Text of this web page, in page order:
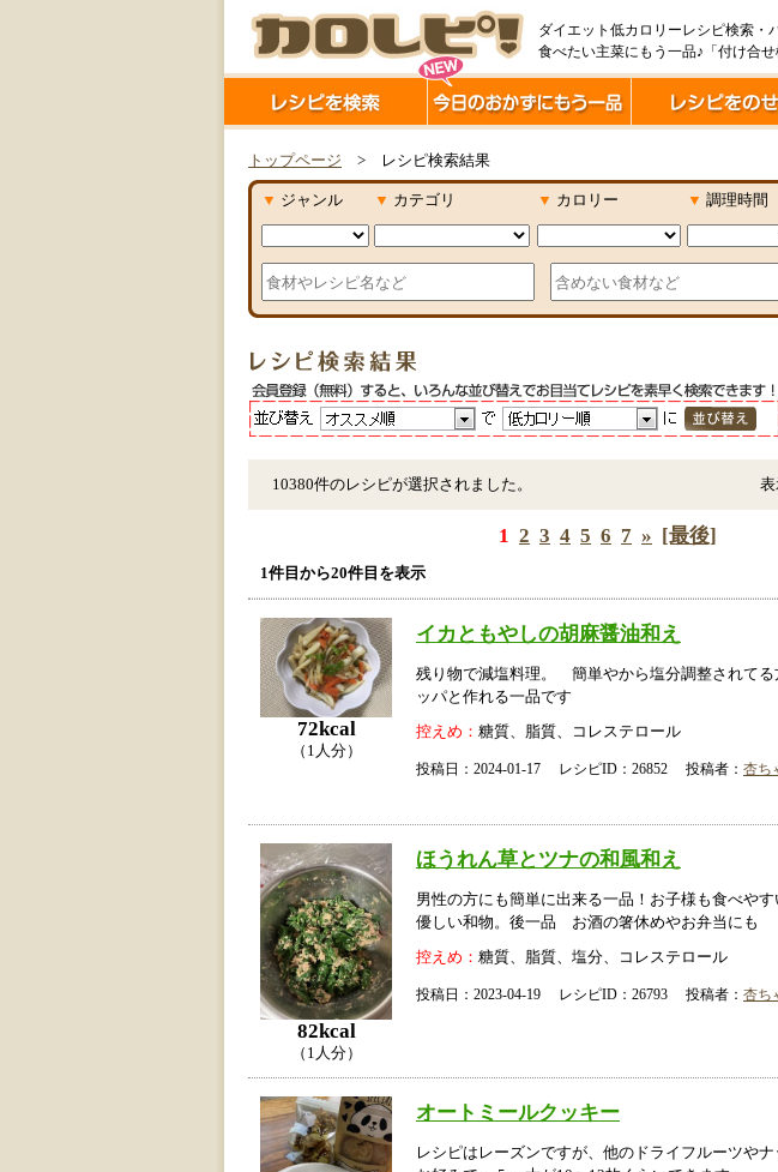
ダイエット低カロリーレシピ検索・
食べたい主菜にもう一品♪「付け合
トップページ > レシピ検索結果
▼ ジャンル ▼ カテゴリ ▼ カロリー ▼ 調理時間
10380件のレシピが選択されました。
1 2 3 4 5 6 7 » [最後]
1件目から20件目を表示
72kcal
（1人分）
イカともやしの胡麻醤油和え
残り物で減塩料理。 簡単やから塩分調整されてる
ッパと作れる一品です
控えめ： 糖質、脂質、コレステロール
投稿日：2024-01-17 レシピID：26852 投稿者： 杏ち
82kcal
（1人分）
ほうれん草とツナの和風和え
男性の方にも簡単に出来る一品！お子様も食べや
優しい和物。後一品 お酒の箸休めやお弁当にも
控えめ： 糖質、脂質、塩分、コレステロール
投稿日：2023-04-19 レシピID：26793 投稿者： 杏ち
オートミールクッキー
レシピはレーズンですが、他のドライフルーツやナ